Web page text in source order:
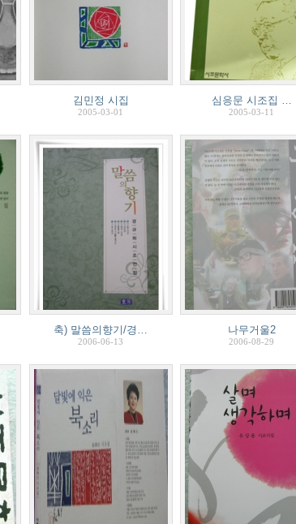
김민정 시집
2005-03-01
심응문 시조집 …
2005-03-11
축) 말씀의향기/경…
2006-06-13
나무거울2
2006-08-29